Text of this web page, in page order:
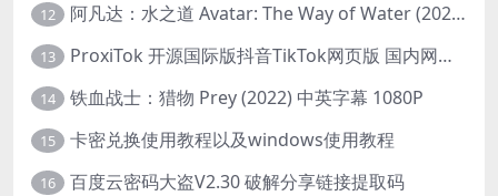
12 阿凡达：水之道 Avatar: The Way of Water (2022) 1080p 2k 4k 中文字幕
13 ProxiTok 开源国际版抖音TikTok网页版 国内网络直连
14 铁血战士：猎物 Prey (2022) 中英字幕 1080P
15 卡密兑换使用教程以及windows使用教程
16 百度云密码大盗V2.30 破解分享链接提取码